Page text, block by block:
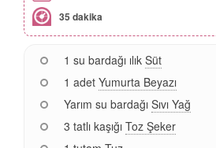
35 dakika
1 su bardağı ılık Süt
1 adet Yumurta Beyazı
Yarım su bardağı Sıvı Yağ
3 tatlı kaşığı Toz Şeker